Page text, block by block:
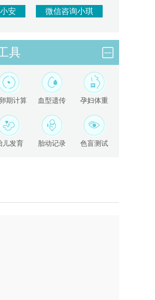
安 微信咨询小琪
具
期计算 血型遗传 孕妇体重
儿发育 胎动记录 色盲测试